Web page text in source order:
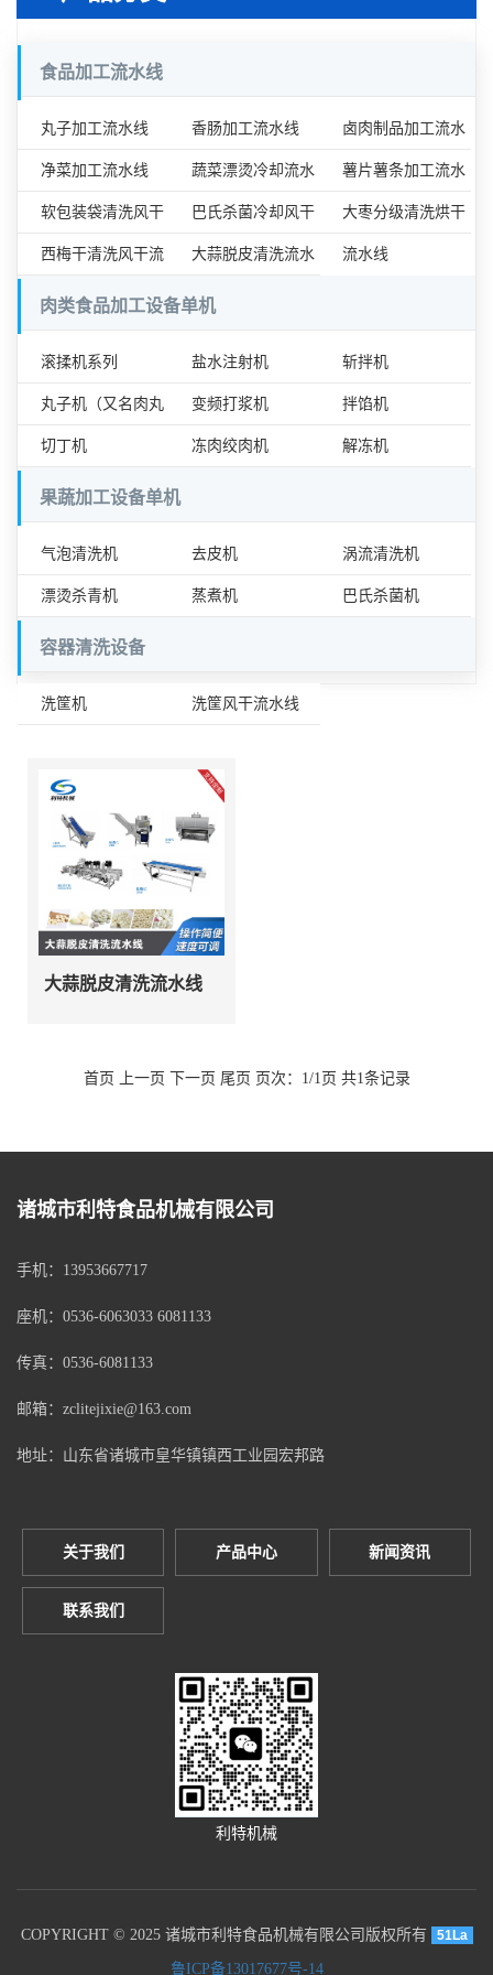
食品加工流水线
丸子加工流水线 香肠加工流水线 卤肉制品加工流水
线
净菜加工流水线 蔬菜漂烫冷却流水
线
薯片薯条加工流水
线
软包装袋清洗风干
流水线
巴氏杀菌冷却风干
流水线
大枣分级清洗烘干
流水线
西梅干清洗风干流
水线
大蒜脱皮清洗流水
线
肉类食品加工设备单机
滚揉机系列 盐水注射机 斩拌机
丸子机（又名肉丸
成型机）
变频打浆机 拌馅机
切丁机 冻肉绞肉机 解冻机
果蔬加工设备单机
气泡清洗机 去皮机 涡流清洗机
漂烫杀青机 蒸煮机 巴氏杀菌机
容器清洗设备
洗筐机 洗筐风干流水线
大蒜脱皮清洗流水线
首页 上一页 下一页 尾页 页次：1/1页 共1条记录
诸城市利特食品机械有限公司
手机：13953667717
座机：0536-6063033 6081133
传真：0536-6081133
邮箱：zclitejixie@163.com
地址：山东省诸城市皇华镇镇西工业园宏邦路
关于我们 产品中心 新闻资讯
联系我们
利特机械
COPYRIGHT © 2025 诸城市利特食品机械有限公司版权所有 51La
鲁ICP备13017677号-14